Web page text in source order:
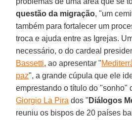
questão da migração, "um
também para fortalecer um
troca e ajuda entre as Igrejas.
necessário, o do cardeal
Bassetti, ao apresentar "
paz", a grande cúpula que ele
emprestando o título do "sonho"
Giorgio La Pira dos " Diálogos
reuniu os bispos de 20 países